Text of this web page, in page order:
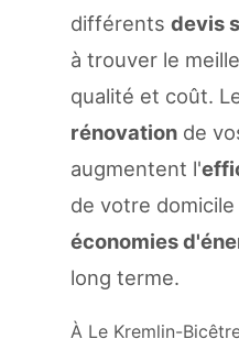
différents devis
à trouver le
qualité et coût.
rénovation de
augmentent l'
de votre
économies
long terme.
À Le Kremlin-